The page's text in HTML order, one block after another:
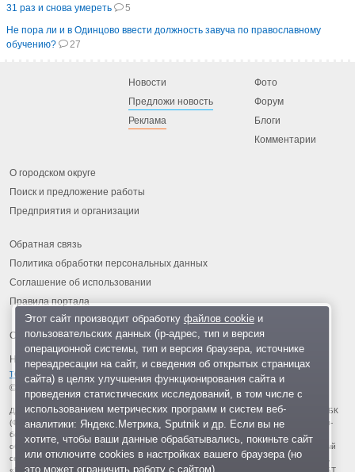
31 раз и снова умереть
5
Не пора ли и в Одинцово ввести должность завуча по православному
обучению?
27
Новости
Предложи новость
Реклама
Фото
Форум
Блоги
Комментарии
О городском округе
Поиск и предложение работы
Предприятия и организации
Обратная связь
Политика обработки персональных данных
Соглашение об использовании
Правила портала
На информационном ресурсе применяются
технологии
© 2013-2026 «ОИНФО»,
сделано в Одинцово
Для читателей: В России признаны экстремистскими и запрещены организации ФБК
(Фонд борьбы с коррупцией, признан иноагентом), Штабы Навального, «Национал-
большевистская партия», «Свидетели Иеговы», «Армия воли народа», «Русский
общенациональный союз», «Движение против нелегальной иммиграции», «Правый
сектор», УНА-УНСО, УПА, «Тризуб им. Степана Бандеры», «Мизантропик дивижн»,
«Меджлис крымскотатарского народа», движение «Артподготовка», движение ЛГБТ,
Этот сайт производит обработку файлов cookieи
пользовательских данных (ip-адрес, тип и версия
операционной системы, тип и версия браузера, источнике
переадресации на сайт, и сведения об открытых страницах
сайта) в целях улучшения функционирования сайта и
проведения статистических исследований, в том числе с
использованием метрических программ и систем веб-
аналитики: Яндекс.Метрика, Sputnik и др. Если вы не
хотите, чтобы ваши данные обрабатывались, покиньте сайт
или отключите cookies в настройках вашего браузера (но
это может ограничить работу с сайтом).